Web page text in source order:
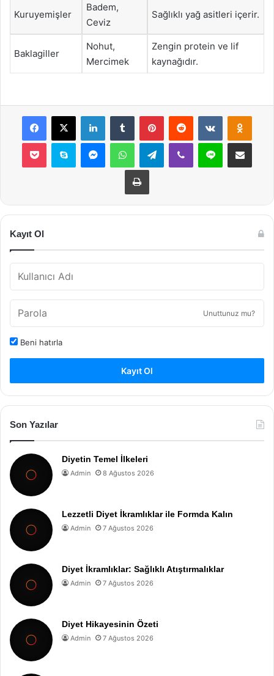
Kuruyemişler
Badem,
Ceviz
Sağlıklı yağ asitleri içerir.
Baklagiller
Nohut,
Mercimek
Zengin protein ve lif
kaynağıdır.
Facebook
X LinkedInTumblr PinterestReddit VKontakte
Pocket Skype MessengerWhatsAppTelegramViber Line E-Posta ile
Yazdır
Kayıt Ol
Unuttunuz mu?
Beni hatırla
Kayıt Ol
Son Yazılar
Diyetin Temel İlkeleri
Admin 8 Ağustos 2026
Lezzetli Diyet İkramlıklar ile Formda Kalın
Admin 7 Ağustos 2026
Diyet İkramlıklar: Sağlıklı Atıştırmalıklar
Admin 7 Ağustos 2026
Diyet Hikayesinin Özeti
Admin 7 Ağustos 2026